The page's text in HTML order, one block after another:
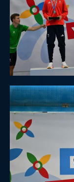
Propaganda
Centri Federali
Area Legislativa
Protezione
Qualità
Sostenibilità